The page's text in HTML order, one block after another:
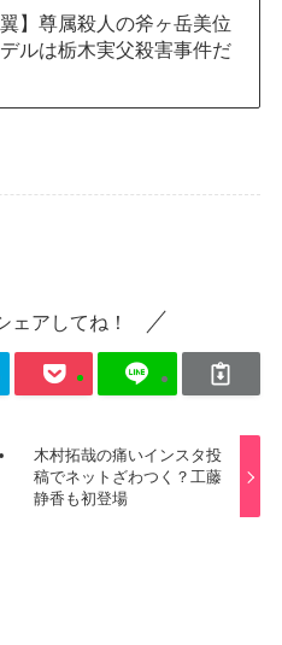
翼】尊属殺人の斧ヶ岳美位
ルは栃木実父殺害事件だ
ェアしてね！
木村拓哉の痛いインスタ投
稿でネットざわつく？工藤
静香も初登場